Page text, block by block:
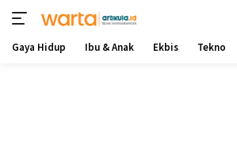
Gaya Hidup Ibu & Anak Ekbis Tekno